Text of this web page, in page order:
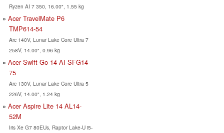
Ryzen AI 7 350, 16.00", 1.55 kg
Acer TravelMate P6
TMP614-54
Arc 140V, Lunar Lake Core Ultra 7
258V, 14.00", 0.96 kg
Acer Swift Go 14 AI SFG14-
75
Arc 130V, Lunar Lake Core Ultra 5
226V, 14.00", 1.24 kg
Acer Aspire Lite 14 AL14-
52M
Iris Xe G7 80EUs, Raptor Lake-U i5-